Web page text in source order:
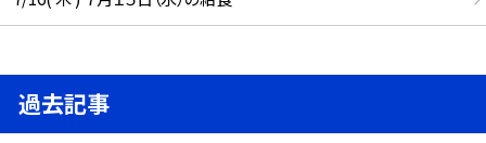
過去記事